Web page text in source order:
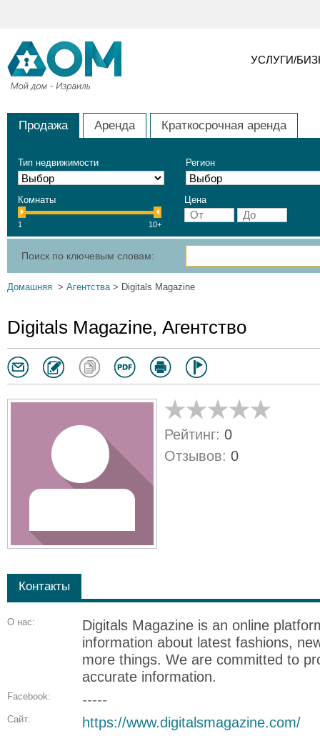
УСЛУГИ/
Продажа Аренда Краткосрочная аренда
Тип недвижимости Регион
Комнаты
1 10+
Цена
Поиск по ключевым словам:
Домашняя > Агентства> Digitals Magazine
Digitals Magazine, Агентство
Рейтинг: 0
Отзывов: 0
Контакты
О нас:
Digitals Magazine is an online
information about latest fashions,
more things. We are committed to
accurate information.
Facebook: -----
Сайт: https://www.digitalsmagazine.com/